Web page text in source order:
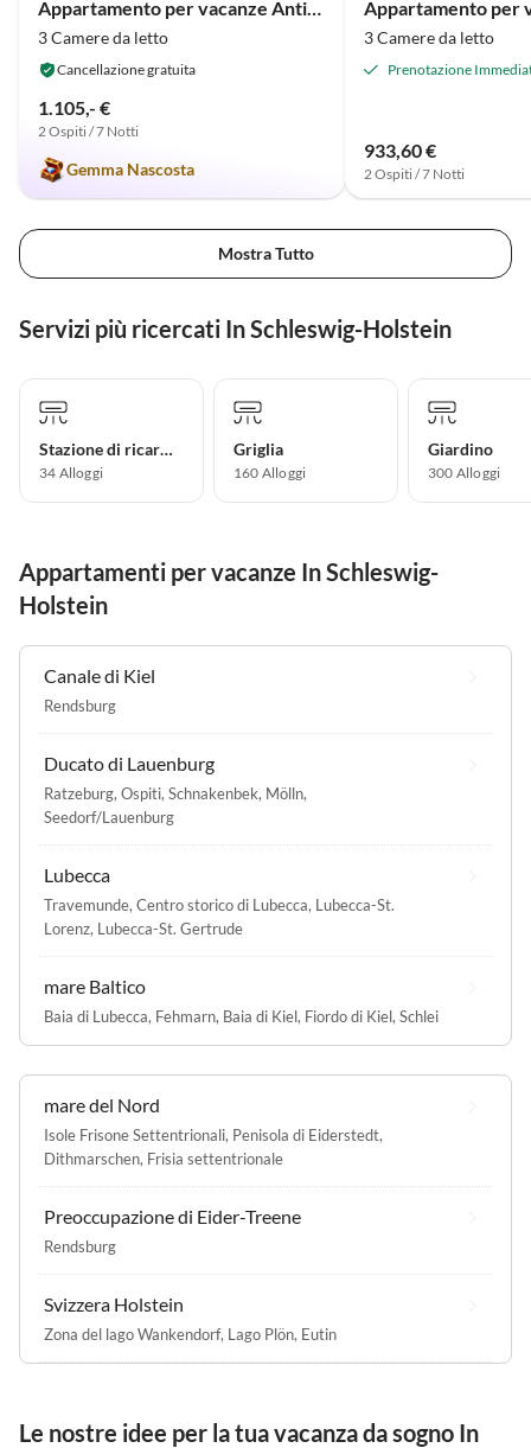
Appartamento per vacanze Antica Latteria - Bene Priesholz
3 Camere da letto
Cancellazione gratuita
1.105,- €
2 Ospiti / 7 Notti
Gemma Nascosta
3 Camere da letto
Prenotazione
933,60 €
2 Ospiti / 7 Notti
Mostra Tutto
Servizi più ricercati In Schleswig-Holstein
Stazione di ricarica per auto elettriche
34 Alloggi
Griglia
160 Alloggi
Giardino
300 Alloggi
Appartamenti per vacanze In Schleswig-
Holstein
Canale di Kiel
Rendsburg
Ducato di Lauenburg
Ratzeburg, Ospiti, Schnakenbek, Mölln,
Seedorf/Lauenburg
Lubecca
Travemunde, Centro storico di Lubecca, Lubecca-St.
Lorenz, Lubecca-St. Gertrude
mare Baltico
Baia di Lubecca, Fehmarn, Baia di Kiel, Fiordo di Kiel, Schlei
mare del Nord
Isole Frisone Settentrionali, Penisola di Eiderstedt,
Dithmarschen, Frisia settentrionale
Preoccupazione di Eider-Treene
Rendsburg
Svizzera Holstein
Zona del lago Wankendorf, Lago Plön, Eutin
Le nostre idee per la tua vacanza da sogno In